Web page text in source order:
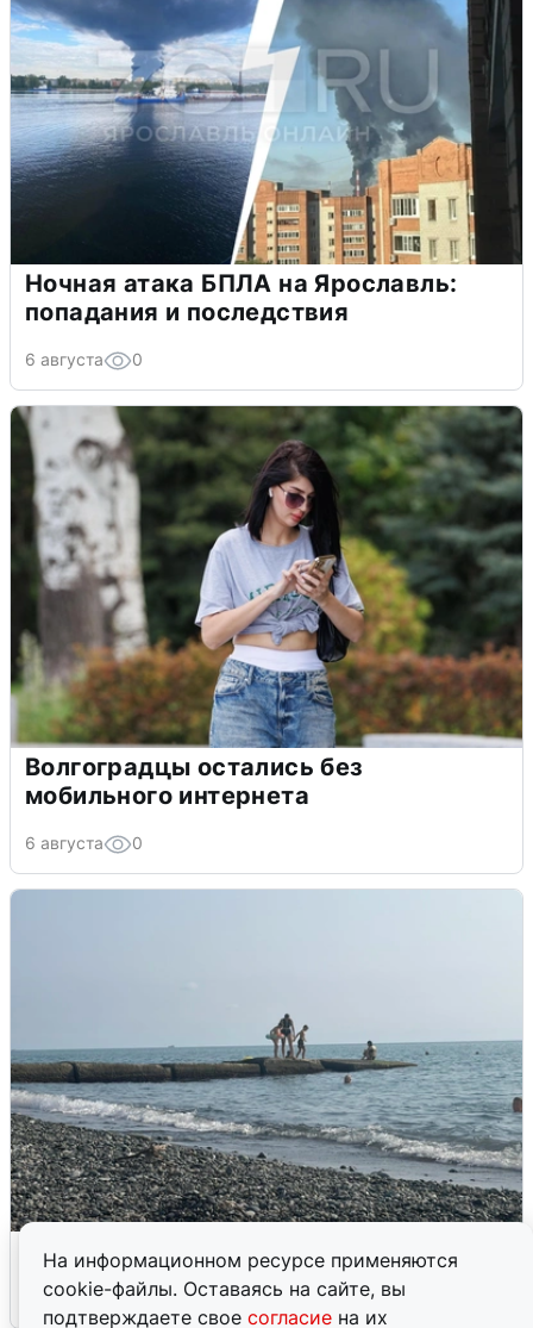
На информационном ресурсе применяются
cookie-файлы. Оставаясь на сайте, вы
подтверждаете свое согласие на их
Ночная атака БПЛА на Ярославль:
попадания и последствия
6 августа 0
Волгоградцы остались без
мобильного интернета
6 августа 0
Сирены в Сочи: новая угроза БПЛА
6 августа 0